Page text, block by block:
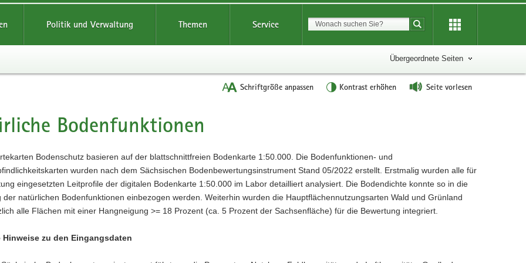
Politik und Verwaltung Themen Service Suchbegriff
Suche starten
Übergeordnete Seiten
Schriftgröße anpassen Kontrast erhöhen Seite vorlesen
Bodenfunktionen
Bodenschutz basieren auf der blattschnittfreien Bodenkarte 1:50.000. Die Bodenfunktionen- und
wurden nach dem Sächsischen Bodenbewertungsinstrument Stand 05/2022 erstellt. Erstmalig wurden alle für
eingesetzten Leitprofile der digitalen Bodenkarte 1:50.000 im Labor detailliert analysiert. Die Bodendichte konnte so in die
der natürlichen Bodenfunktionen einbezogen werden. Weiterhin wurden die Hauptflächennutzungsarten Wald und Grünland
alle Flächen mit einer Hangneigung >= 18 Prozent (ca. 5 Prozent der Sachsenfläche) für die Bewertung integriert.
Hinweise zu den Eingangsdaten